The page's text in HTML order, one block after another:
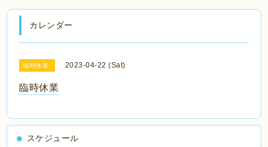
カレンダー
臨時休業 2023-04-22 (Sat)
臨時休業
スケジュール